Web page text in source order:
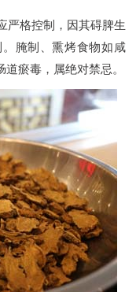
严格控制，因其碍脾生
腌制、熏烤食物如咸
瘀毒，属绝对禁忌。